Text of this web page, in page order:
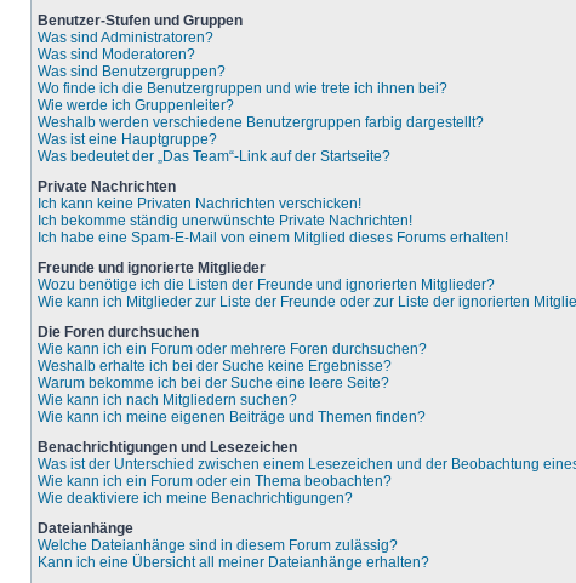
Benutzer-Stufen und Gruppen
Was sind Administratoren?
Was sind Moderatoren?
Was sind Benutzergruppen?
Wo finde ich die Benutzergruppen und wie trete ich ihnen bei?
Wie werde ich Gruppenleiter?
Weshalb werden verschiedene Benutzergruppen farbig dargestellt?
Was ist eine Hauptgruppe?
Was bedeutet der „Das Team“-Link auf der Startseite?
Private Nachrichten
Ich kann keine Privaten Nachrichten verschicken!
Ich bekomme ständig unerwünschte Private Nachrichten!
Ich habe eine Spam-E-Mail von einem Mitglied dieses Forums erhalten!
Freunde und ignorierte Mitglieder
Wozu benötige ich die Listen der Freunde und ignorierten Mitglieder?
Wie kann ich Mitglieder zur Liste der Freunde oder zur Liste der ignorierten
Die Foren durchsuchen
Wie kann ich ein Forum oder mehrere Foren durchsuchen?
Weshalb erhalte ich bei der Suche keine Ergebnisse?
Warum bekomme ich bei der Suche eine leere Seite?
Wie kann ich nach Mitgliedern suchen?
Wie kann ich meine eigenen Beiträge und Themen finden?
Benachrichtigungen und Lesezeichen
Was ist der Unterschied zwischen einem Lesezeichen und der Beobachtung
Wie kann ich ein Forum oder ein Thema beobachten?
Wie deaktiviere ich meine Benachrichtigungen?
Dateianhänge
Welche Dateianhänge sind in diesem Forum zulässig?
Kann ich eine Übersicht all meiner Dateianhänge erhalten?